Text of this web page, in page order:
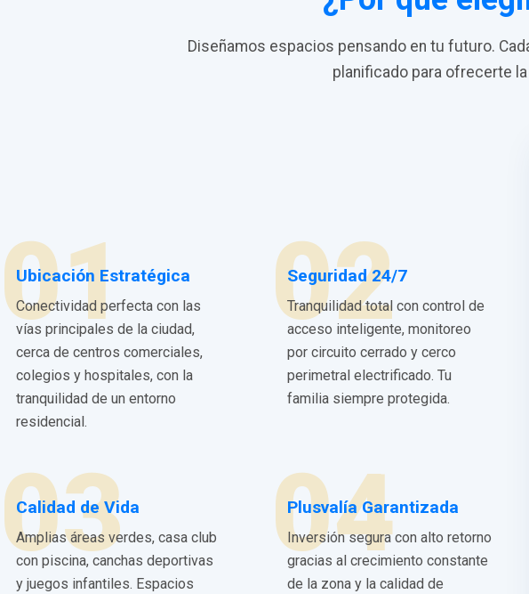
Diseñamos espacios pensando en tu futuro.
planificado para ofrecerte
01
Ubicación Estratégica
Conectividad perfecta con las
vías principales de la ciudad,
cerca de centros comerciales,
colegios y hospitales, con la
tranquilidad de un entorno
residencial.
02
Seguridad 24/7
Tranquilidad total con control de
acceso inteligente, monitoreo
por circuito cerrado y cerco
perimetral electrificado. Tu
familia siempre protegida.
03
Calidad de Vida
Amplias áreas verdes, casa club
con piscina, canchas deportivas
y juegos infantiles. Espacios
04
Plusvalía Garantizada
Inversión segura con alto retorno
gracias al crecimiento constante
de la zona y la calidad de